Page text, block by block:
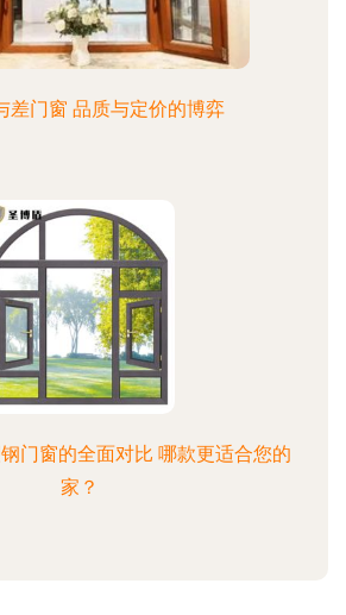
差门窗 品质与定价的博弈
门窗的全面对比 哪款更适合您的
家？